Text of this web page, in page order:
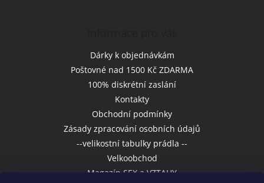
Dárky k objednávkám
Poštovné nad 1500 Kč ZDARMA
100% diskrétní zaslání
Kontakty
Obchodní podmínky
Zásady zpracování osobních údajů
--velikostní tabulky prádla --
Velkoobchod
Magazín SEX a VZTAHY